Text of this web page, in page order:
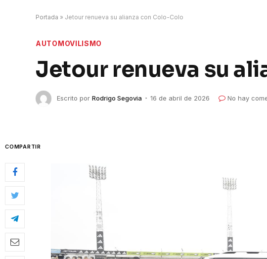
Portada » Jetour renueva su alianza con Colo-Colo
AUTOMOVILISMO
Jetour renueva su
Escrito por Rodrigo Segovia 16 de abril de 2026 No hay
COMPARTIR